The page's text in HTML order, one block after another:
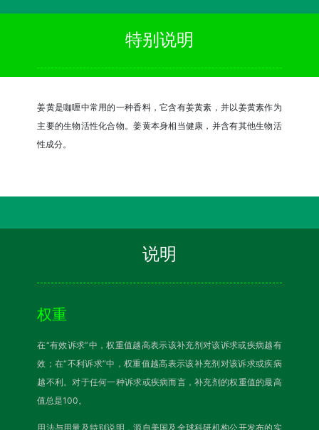
特别说明
姜黄是咖喱中常用的一种香料，它含有姜黄素，并以姜黄素作为
主要的生物活性化合物。姜黄本身相当健康，并含有其他生物活
性成分。
说明
权重
在“有效诉求”中，权重值越高表示该补充剂对该诉求或疾病越有
效；在“不利诉求”中，权重值越高表示该补充剂对该诉求或疾病
越不利。对于任何一种诉求或疾病而言，补充剂的权重值的最高
值总是100。
用法与用量及特别说明，源自美国及全球科研机构公开发布的实